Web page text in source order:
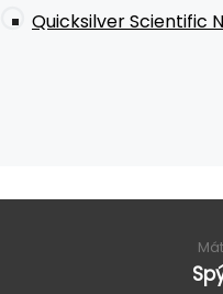
Quicksilver Scientific